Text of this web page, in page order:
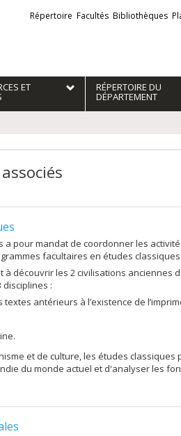
Liens
externes
Répertoire Facultés Bibliothèques
ET RÉPERTOIRE DU
DÉPARTEMENT
a pour mandat de coordonner les
facultaires en études classiques
à découvrir les 2 civilisations anciennes
:
antérieurs à l’existence de
et de culture, les études
du monde actuel et d'analyser les